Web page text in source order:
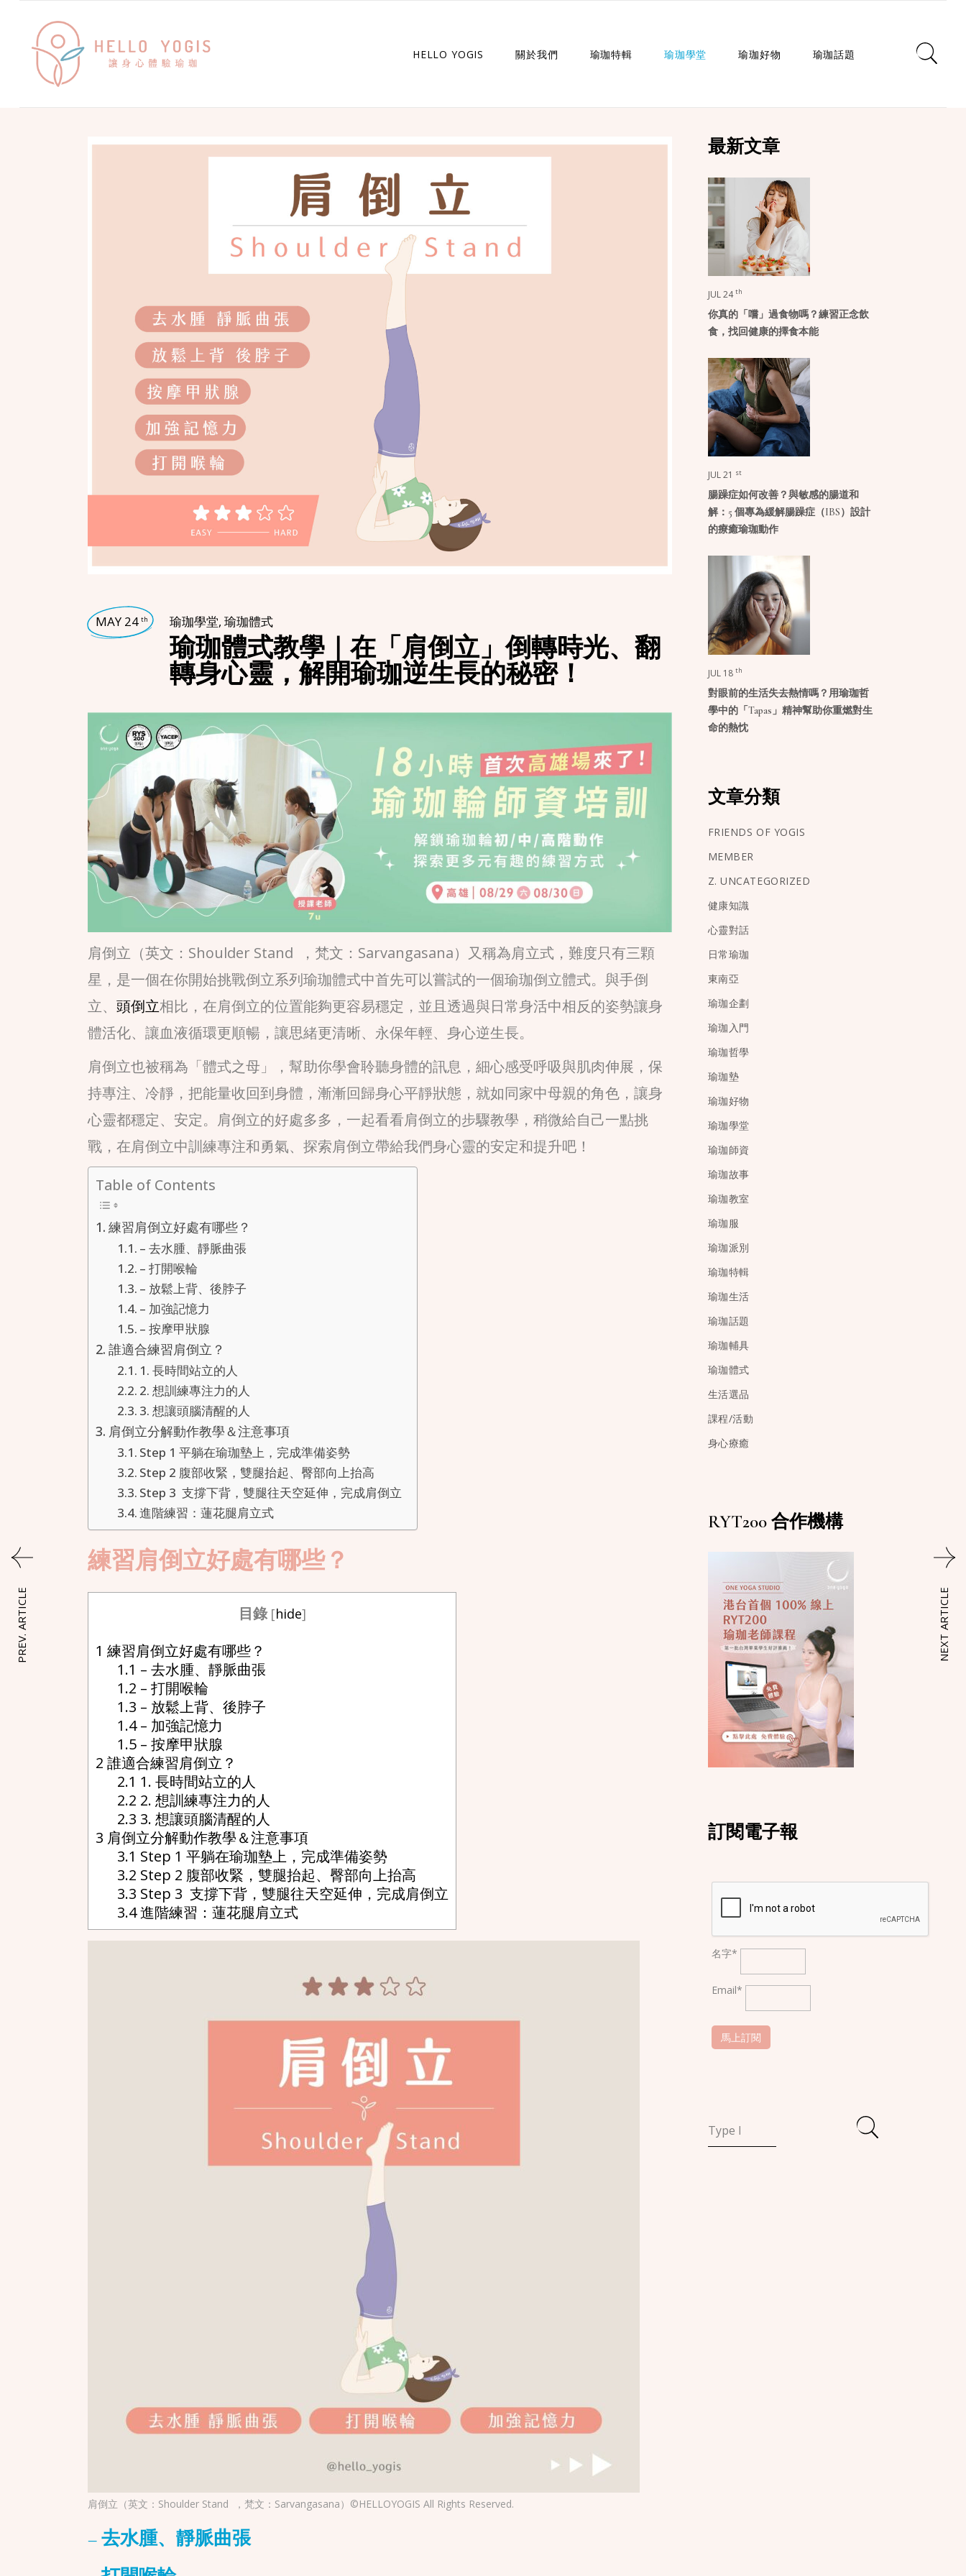
HELLO YOGIS 關於我們 瑜珈特輯 瑜珈學堂 瑜珈好物
瑜珈墊
瑜珈服
瑜珈輔具
生活選品
課程/活動
瑜珈話題
MAY 24 th 瑜珈學堂, 瑜珈體式
瑜珈體式教學｜在「肩倒立」倒轉時光、翻
轉身心靈，解開瑜珈逆生長的秘密！
肩倒立（英文：Shoulder Stand ，梵文：Sarvangasana）又稱為肩立式，難度只有三顆
星，是一個在你開始挑戰倒立系列瑜珈體式中首先可以嘗試的一個瑜珈倒立體式。與手倒
立、 頭倒立相比，在肩倒立的位置能夠更容易穩定，並且透過與日常身活中相反的姿勢讓身
體活化、讓血液循環更順暢，讓思緒更清晰、永保年輕、身心逆生長。
肩倒立也被稱為「體式之母」，幫助你學會聆聽身體的訊息，細心感受呼吸與肌肉伸展，保
持專注、冷靜，把能量收回到身體，漸漸回歸身心平靜狀態，就如同家中母親的角色，讓身
心靈都穩定、安定。肩倒立的好處多多，一起看看肩倒立的步驟教學，稍微給自己一點挑
戰，在肩倒立中訓練專注和勇氣、探索肩倒立帶給我們身心靈的安定和提升吧！
Table of Contents
練習肩倒立好處有哪些？
– 去水腫、靜脈曲張
– 打開喉輪
– 放鬆上背、後脖子
– 加強記憶力
– 按摩甲狀腺
誰適合練習肩倒立？
1. 長時間站立的人
2. 想訓練專注力的人
3. 想讓頭腦清醒的人
肩倒立分解動作教學＆注意事項
Step 1 平躺在瑜珈墊上，完成準備姿勢
Step 2 腹部收緊，雙腿抬起、臀部向上抬高
Step 3 支撐下背，雙腿往天空延伸，完成肩倒立
進階練習：蓮花腿肩立式
練習肩倒立好處有哪些？
目錄 [hide]
1 練習肩倒立好處有哪些？
1.1 – 去水腫、靜脈曲張
1.2 – 打開喉輪
1.3 – 放鬆上背、後脖子
1.4– 加強記憶力
1.5 – 按摩甲狀腺
2 誰適合練習肩倒立？
2.1 1. 長時間站立的人
2.2 2. 想訓練專注力的人
2.3 3. 想讓頭腦清醒的人
3 肩倒立分解動作教學＆注意事項
3.1 Step 1 平躺在瑜珈墊上，完成準備姿勢
3.2 Step 2 腹部收緊，雙腿抬起、臀部向上抬高
3.3 Step 3 支撐下背，雙腿往天空延伸，完成肩倒立
3.4進階練習：蓮花腿肩立式
肩倒立（英文：Shoulder Stand ，梵文：Sarvangasana）©HELLOYOGIS All Rights Reserved.
– 去水腫、靜脈曲張
最新文章
JUL 24 th
你真的「嚐」過食物嗎？練習正念飲
食，找回健康的擇食本能
JUL 21 st
腸躁症如何改善？與敏感的腸道和
解：5 個專為緩解腸躁症（IBS）設計
的療癒瑜珈動作
JUL 18 th
對眼前的生活失去熱情嗎？用瑜珈哲
學中的「Tapas」精神幫助你重燃對生
命的熱忱
文章分類
FRIENDS OF YOGIS
MEMBER
Z. UNCATEGORIZED
健康知識
心靈對話
日常瑜珈
東南亞
瑜珈企劃
瑜珈入門
瑜珈哲學
瑜珈墊
瑜珈好物
瑜珈學堂
瑜珈師資
瑜珈故事
瑜珈教室
瑜珈服
瑜珈派別
瑜珈特輯
瑜珈生活
瑜珈話題
瑜珈輔具
瑜珈體式
生活選品
課程/活動
身心療癒
RYT200 合作機構
訂閱電子報
名字*
Email*
PREV. ARTICLE NEXT ARTICLE